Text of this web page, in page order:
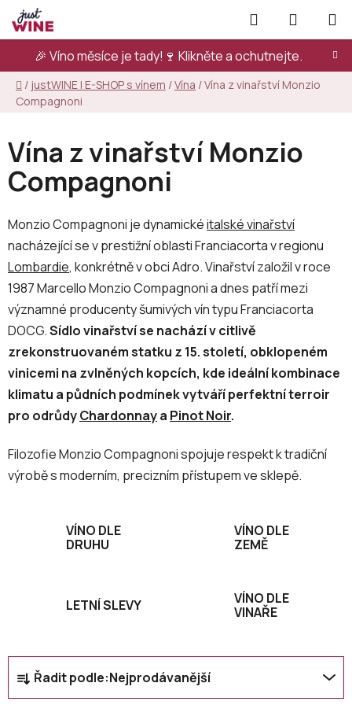
Přejít
na
obsah
🎉 Víno měsíce je tady!🍷 Klikněte a ochutnejte.
Hledat
KOŠÍK
Domů
/ justWINE | E-SHOP s vínem /Vína /Vína z vinařství Monzio
Compagnoni
Vína z vinařství Monzio
Compagnoni
Monzio Compagnoni je dynamickéitalské vinařství
nacházející se v prestižní oblasti Franciacorta v regionu
Lombardie, konkrétně v obci Adro. Vinařství založil v roce
1987 Marcello Monzio Compagnoni a dnes patří mezi
významné producenty šumivých vín typu Franciacorta
DOCG.Sídlo vinařství se nachází v citlivě
zrekonstruovaném statku z 15. století, obklopeném
vinicemi na zvlněných kopcích, kde ideální kombinace
klimatu a půdních podmínek vytváří perfektní terroir
pro odrůdyChardonnaya Pinot Noir.
Filozofie Monzio Compagnoni spojuje respekt k tradiční
výrobě s moderním, precizním přístupem ve sklepě.
VÍNO DLE
DRUHU
VÍNO DLE
ZEMĚ
LETNÍ SLEVY
VÍNO DLE
VINAŘE
Ř
a Řadit podle:Nejprodávanější